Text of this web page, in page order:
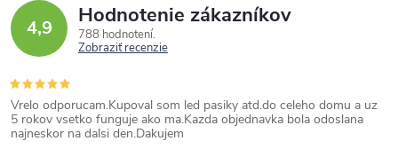
4,9 Hodnotenie zákazníkov
788 hodnotení
Zobraziť recenzie
Vrelo odporucam.Kupoval som led pasiky atd.do celeho domu a uz
5 rokov vsetko funguje ako ma.Kazda objednavka bola odoslana
najneskor na dalsi den.Dakujem